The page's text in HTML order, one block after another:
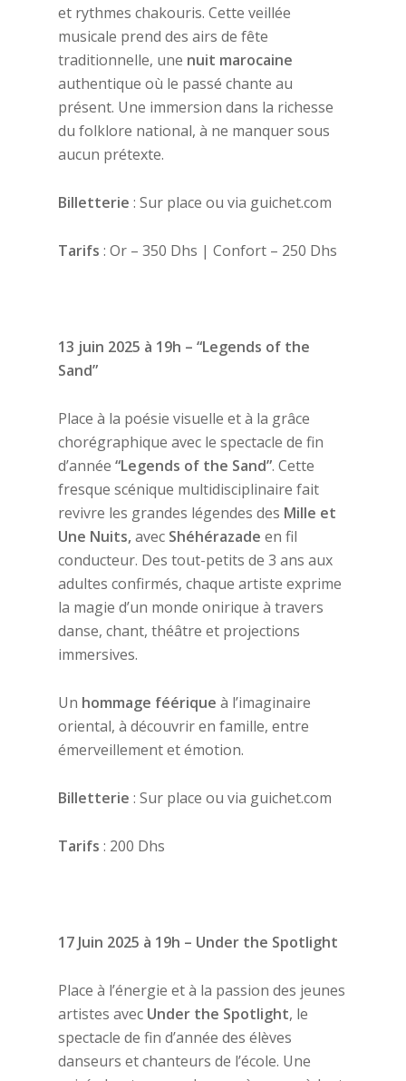
et rythmes chakouris. Cette veillée
musicale prend des airs de fête
traditionnelle, une nuit marocaine
authentique où le passé chante au
présent. Une immersion dans la richesse
du folklore national, à ne manquer sous
aucun prétexte.
Billetterie : Sur place ou via guichet.com
Tarifs : Or – 350 Dhs | Confort – 250 Dhs
13 juin 2025 à 19h – “Legends of the
Sand”
Place à la poésie visuelle et à la grâce
chorégraphique avec le spectacle de fin
d’année “Legends of the Sand”. Cette
fresque scénique multidisciplinaire fait
revivre les grandes légendes des Mille et
Une Nuits,avec Shéhérazade en fil
conducteur. Des tout-petits de 3 ans aux
adultes confirmés, chaque artiste exprime
la magie d’un monde onirique à travers
danse, chant, théâtre et projections
immersives.
Un hommage féérique à l’imaginaire
oriental, à découvrir en famille, entre
émerveillement et émotion.
Billetterie : Sur place ou via guichet.com
Tarifs : 200 Dhs
17 Juin 2025 à 19h – Under the Spotlight
Place à l’énergie et à la passion des jeunes
artistes avec Under the Spotlight, le
spectacle de fin d’année des élèves
danseurs et chanteurs de l’école. Une